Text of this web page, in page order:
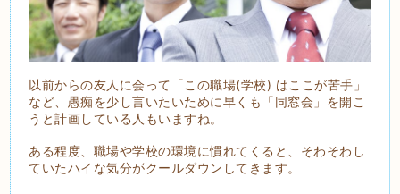
以前からの友人に会って「この職場(学校) はここが苦手」
など、愚痴を少し言いたいために早くも「同窓会」を開こ
うと計画している人もいますね。
ある程度、職場や学校の環境に慣れてくると、そわそわし
ていたハイな気分がクールダウンしてきます。